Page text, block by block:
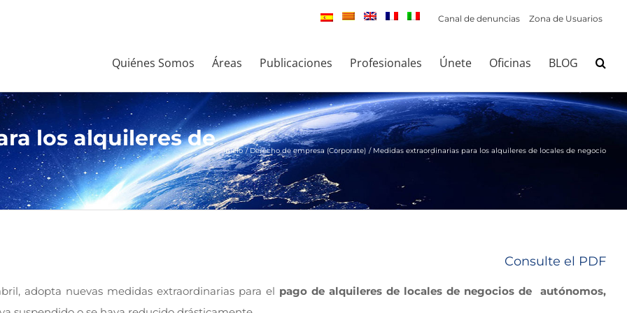
Canal de denuncias Zona de Usuarios
Quiénes Somos Áreas Publicaciones Profesionales Únete Oficinas BLOG
los alquileres de
Inicio Derecho de empresa (Corporate) Medidas extraordinarias para los alquileres de locales de negocio
Consulte el PDF
adopta nuevas medidas extraordinarias para el pago de alquileres de locales de negocios de autónomos,